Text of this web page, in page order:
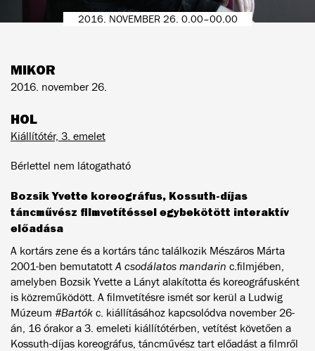
2016. NOVEMBER 26. 0.00–00.00
MIKOR
2016. november 26.
HOL
Kiállítótér, 3. emelet
Bérlettel nem látogatható
Bozsik Yvette koreográfus, Kossuth-díjas
táncművész filmvetítéssel egybekötött interaktív
előadása
A kortárs zene és a kortárs tánc találkozik Mészáros Márta
2001-ben bemutatottA csodálatos mandarin c.filmjében,
amelyben Bozsik Yvette a Lányt alakította és koreográfusként
is közreműködött. A filmvetítésre ismét sor kerül a Ludwig
Múzeum #Bartók c. kiállításához kapcsolódva november 26-
án, 16 órakor a 3. emeleti kiállítótérben, vetítést követően a
Kossuth-díjas koreográfus, táncművész tart előadást a filmről